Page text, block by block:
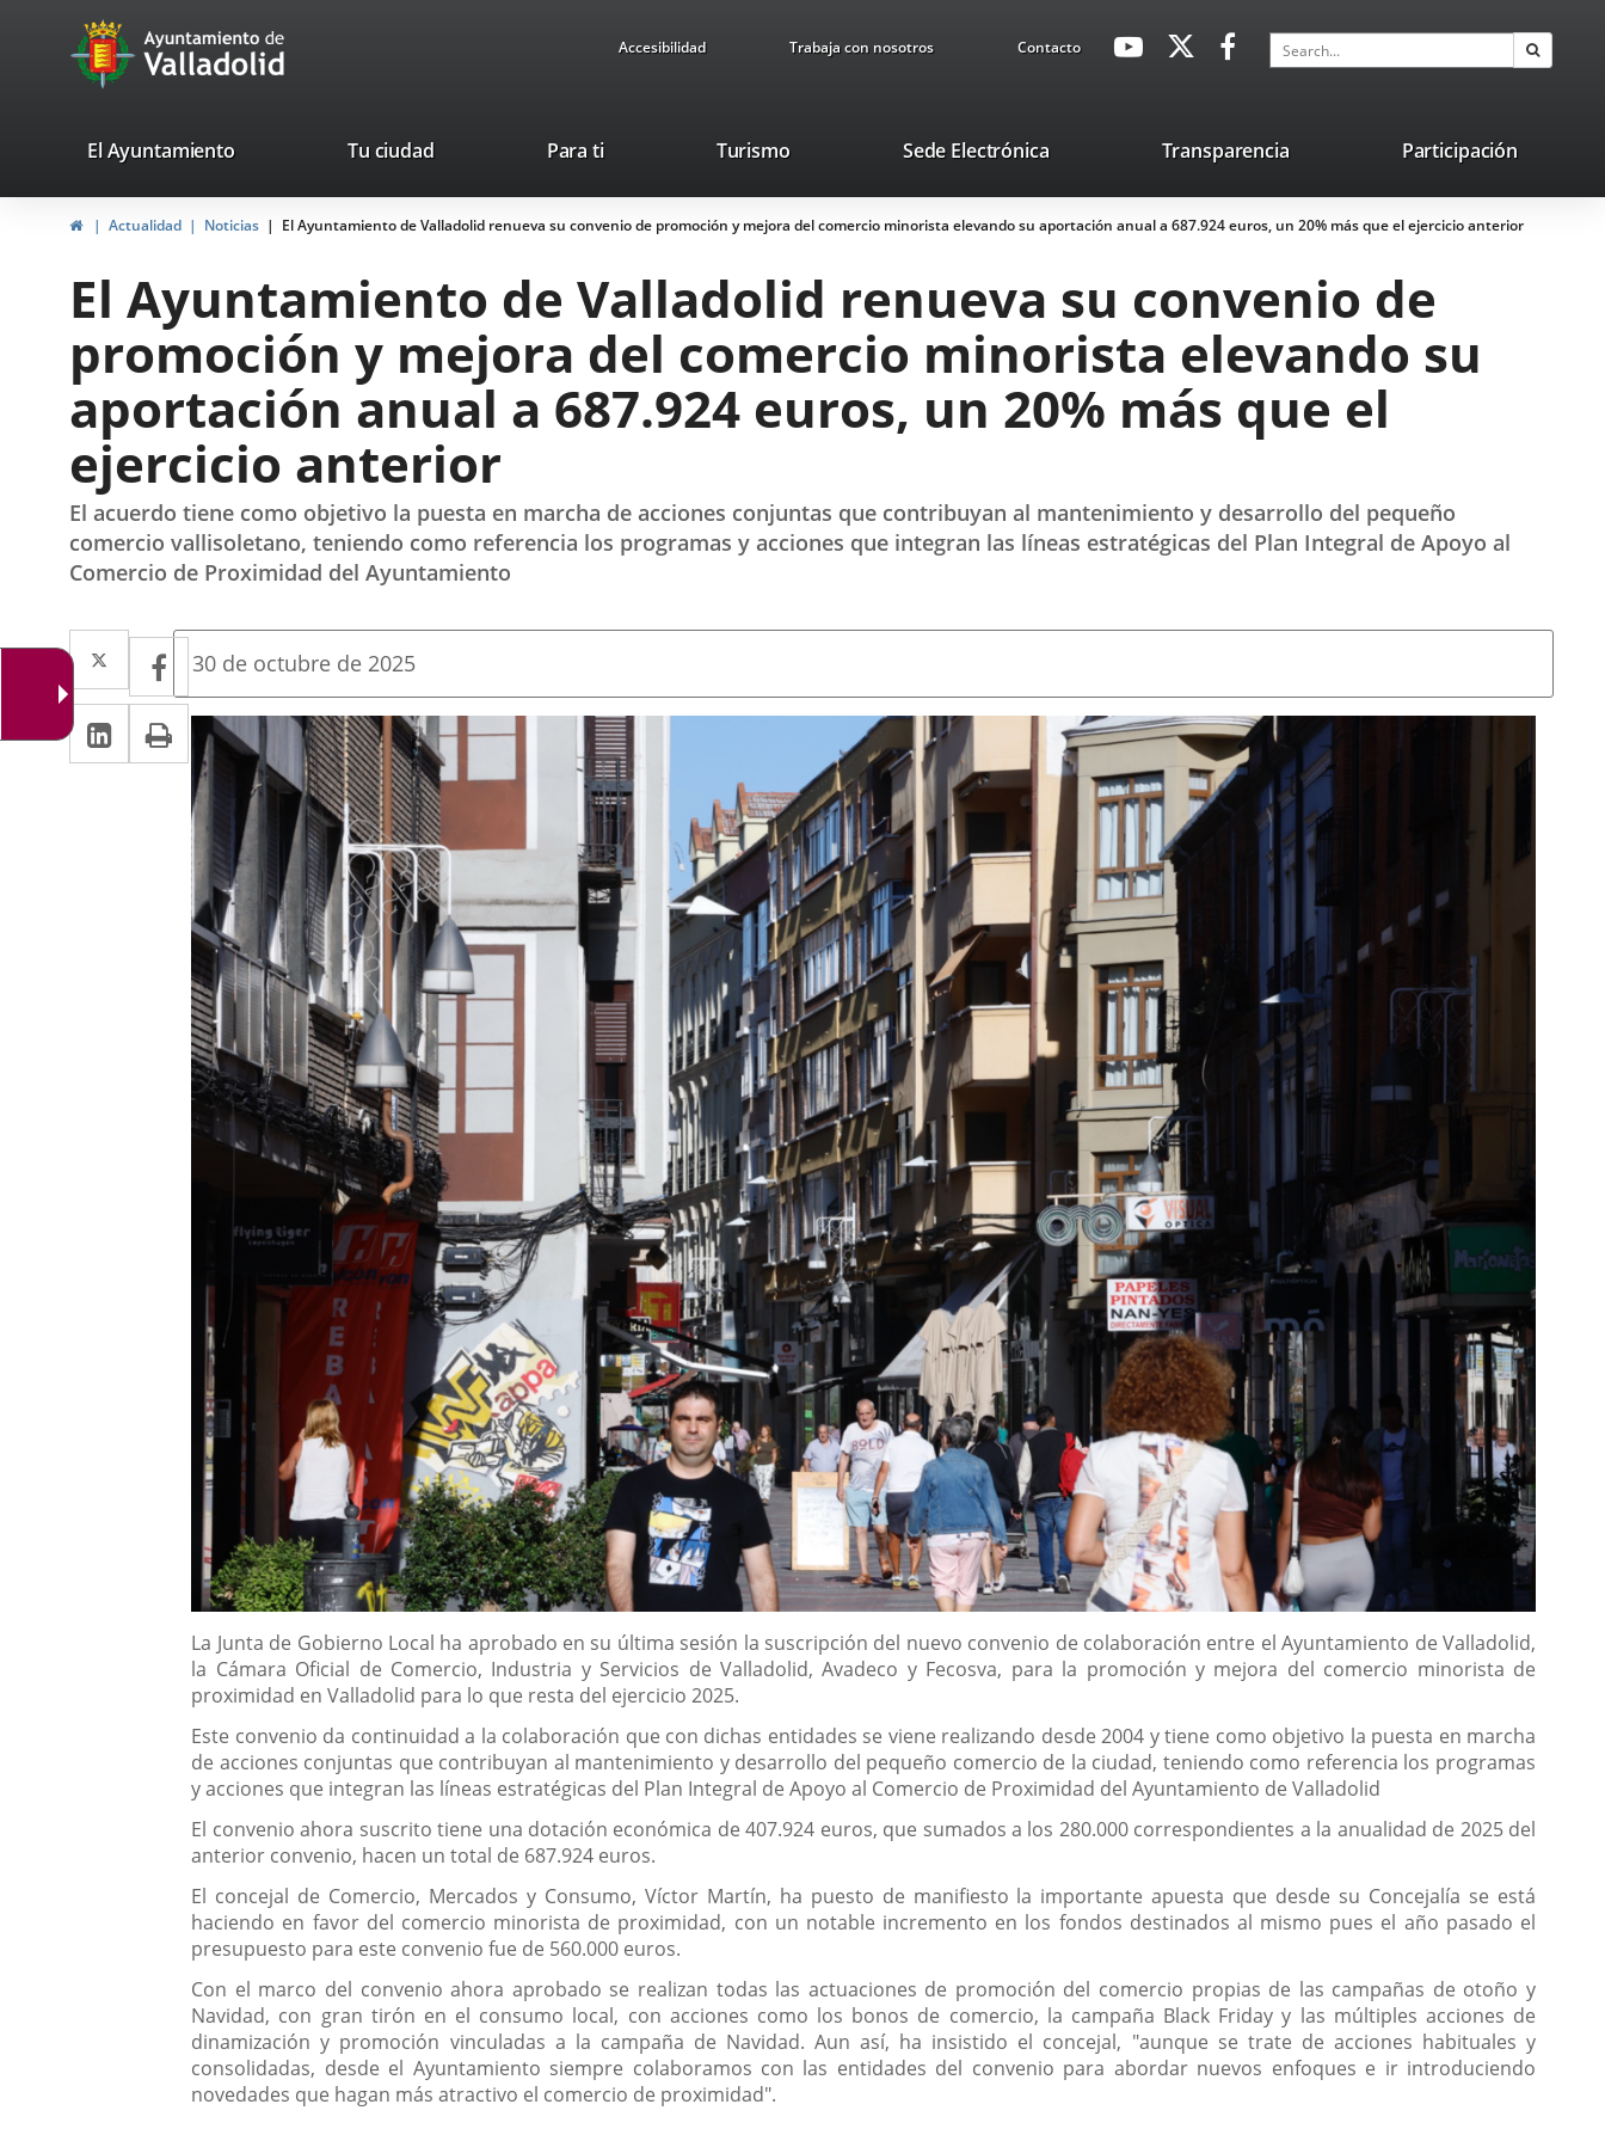
Portal
Web
Ayuntamiento
de
Accesibilidad Trabaja con nosotros ContactoavaHeaderSocial
Link
Link
application.
application.
Search
valladolid.es
El Ayuntamiento Tu ciudad Para ti TurismoThis
will
open
a
pop-
window.
Sede ElectrónicaLink
external
application.
Transparencia Participación
HomeActualidad Noticias El Ayuntamiento de Valladolid renueva su convenio de promoción y mejora del comercio minorista elevando su aportación anual a 687.924 euros, un 20% más que el ejercicio anterior
El Ayuntamiento de Valladolid renueva su convenio de
promoción y mejora del comercio minorista elevando su
aportación anual a 687.924 euros, un 20% más que el
ejercicio anterior
El acuerdo tiene como objetivo la puesta en marcha de acciones conjuntas que contribuyan al mantenimiento y desarrollo del pequeño
comercio vallisoletano, teniendo como referencia los programas y acciones que integran las líneas estratégicas del Plan Integral de Apoyo al
Comercio de Proximidad del Ayuntamiento
Twitter
Enlace
a
una
aplicación
externa.
Facebook
Enlace
a
una
aplicación
externa.
Linkedin
Enlace
a
aplicación
externa.
Print
Fecha
la
noticia
30 de octubre de 2025
Descripción
La Junta de Gobierno Local ha aprobado en su última sesión la suscripción del nuevo convenio de colaboración entre el Ayuntamiento de Valladolid,
la Cámara Oficial de Comercio, Industria y Servicios de Valladolid, Avadeco y Fecosva, para la promoción y mejora del comercio minorista de
proximidad en Valladolid para lo que resta del ejercicio 2025.
Este convenio da continuidad a la colaboración que con dichas entidades se viene realizando desde 2004 y tiene como objetivo la puesta en marcha
de acciones conjuntas que contribuyan al mantenimiento y desarrollo del pequeño comercio de la ciudad, teniendo como referencia los programas
y acciones que integran las líneas estratégicas del Plan Integral de Apoyo al Comercio de Proximidad del Ayuntamiento de Valladolid
El convenio ahora suscrito tiene una dotación económica de 407.924 euros, que sumados a los 280.000 correspondientes a la anualidad de 2025 del
anterior convenio, hacen un total de 687.924 euros.
El concejal de Comercio, Mercados y Consumo, Víctor Martín, ha puesto de manifiesto la importante apuesta que desde su Concejalía se está
haciendo en favor del comercio minorista de proximidad, con un notable incremento en los fondos destinados al mismo pues el año pasado el
presupuesto para este convenio fue de 560.000 euros.
Con el marco del convenio ahora aprobado se realizan todas las actuaciones de promoción del comercio propias de las campañas de otoño y
Navidad, con gran tirón en el consumo local, con acciones como los bonos de comercio, la campaña Black Friday y las múltiples acciones de
dinamización y promoción vinculadas a la campaña de Navidad. Aun así, ha insistido el concejal, "aunque se trate de acciones habituales y
consolidadas, desde el Ayuntamiento siempre colaboramos con las entidades del convenio para abordar nuevos enfoques e ir introduciendo
novedades que hagan más atractivo el comercio de proximidad".